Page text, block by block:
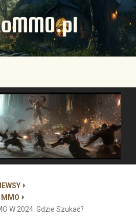
MMO
W 2024: Gdzie Szukać?